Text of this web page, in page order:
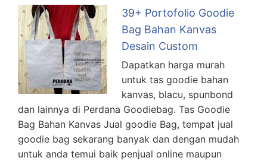
39+ Portofolio Goodie
Bag Bahan Kanvas
Desain Custom
Dapatkan harga murah
untuk tas goodie bahan
kanvas, blacu, spunbond
dan lainnya di Perdana Goodiebag. Tas Goodie
Bag Bahan Kanvas Jual goodie Bag, tempat jual
goodie bag sekarang banyak dan dengan mudah
untuk anda temui baik penjual online maupun